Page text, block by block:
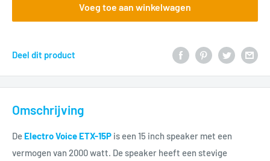
Voeg toe aan winkelwagen
Deel dit product
Omschrijving
De Electro Voice ETX-15P is een 15 inch speaker met een
vermogen van 2000 watt. De speaker heeft een stevige